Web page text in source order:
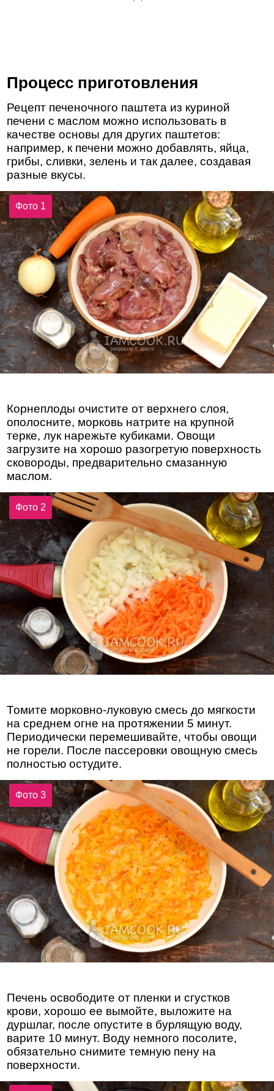
Процесс приготовления
Рецепт печеночного паштета из куриной
печени с маслом можно использовать в
качестве основы для других паштетов:
например, к печени можно добавлять, яйца,
грибы, сливки, зелень и так далее, создавая
разные вкусы.
Фото 1
Корнеплоды очистите от верхнего слоя,
ополосните, морковь натрите на крупной
терке, лук нарежьте кубиками. Овощи
загрузите на хорошо разогретую поверхность
сковороды, предварительно смазанную
маслом.
Фото 2
Томите морковно-луковую смесь до мягкости
на среднем огне на протяжении 5 минут.
Периодически перемешивайте, чтобы овощи
не горели. После пассеровки овощную смесь
полностью остудите.
Фото 3
Печень освободите от пленки и сгустков
крови, хорошо ее вымойте, выложите на
дуршлаг, после опустите в бурлящую воду,
варите 10 минут. Воду немного посолите,
обязательно снимите темную пену на
поверхности.